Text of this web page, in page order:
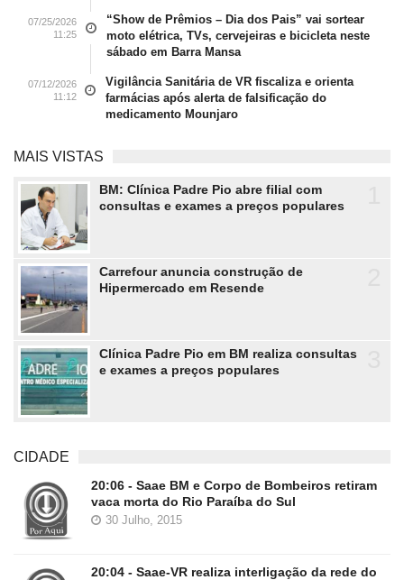
07/25/2026
11:25
“Show de Prêmios – Dia dos Pais” vai sortear
moto elétrica, TVs, cervejeiras e bicicleta neste
sábado em Barra Mansa
07/12/2026
11:12
Vigilância Sanitária de VR fiscaliza e orienta
farmácias após alerta de falsificação do
medicamento Mounjaro
MAIS VISTAS
BM: Clínica Padre Pio abre filial com
consultas e exames a preços populares
Carrefour anuncia construção de
Hipermercado em Resende
Clínica Padre Pio em BM realiza consultas
e exames a preços populares
CIDADE
20:06 - Saae BM e Corpo de Bombeiros retiram
vaca morta do Rio Paraíba do Sul
30 Julho, 2015
20:04 - Saae-VR realiza interligação da rede do